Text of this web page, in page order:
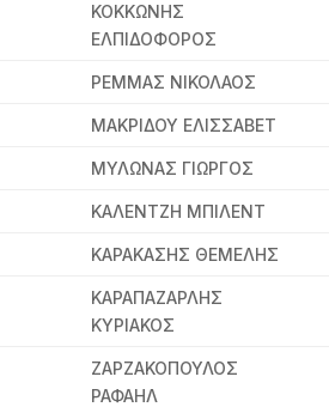
ΚΟΚΚΩΝΗΣ
ΕΛΠΙΔΟΦΟΡΟΣ
ΡΕΜΜΑΣ ΝΙΚΟΛΑΟΣ
ΜΑΚΡΙΔΟΥ ΕΛΙΣΣΑΒΕΤ
ΜΥΛΩΝΑΣ ΓΙΩΡΓΟΣ
ΚΑΛΕΝΤΖΗ ΜΠΙΛΕΝΤ
ΚΑΡΑΚΑΣΗΣ ΘΕΜΕΛΗΣ
ΚΑΡΑΠΑΖΑΡΛΗΣ
ΚΥΡΙΑΚΟΣ
ΖΑΡΖΑΚΟΠΟΥΛΟΣ
ΡΑΦΑΗΛ